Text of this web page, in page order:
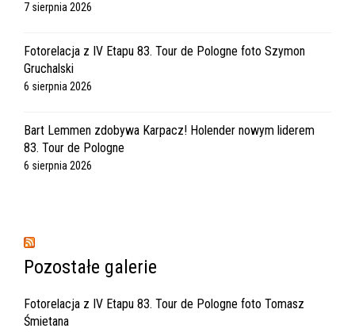
7 sierpnia 2026
Fotorelacja z IV Etapu 83. Tour de Pologne foto Szymon
Gruchalski
6 sierpnia 2026
Bart Lemmen zdobywa Karpacz! Holender nowym liderem
83. Tour de Pologne
6 sierpnia 2026
Pozostałe galerie
Fotorelacja z IV Etapu 83. Tour de Pologne foto Tomasz
Śmietana